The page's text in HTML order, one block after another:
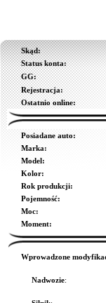
Skąd:
Status konta:
GG:
Rejestracja:
Ostatnio online:
Posiadane auto:
Marka:
Model:
Kolor:
Rok produkcji:
Pojemność:
Moc:
Moment:
Wprowadzone
Nadwozie: